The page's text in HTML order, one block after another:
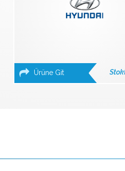
Ürüne Git